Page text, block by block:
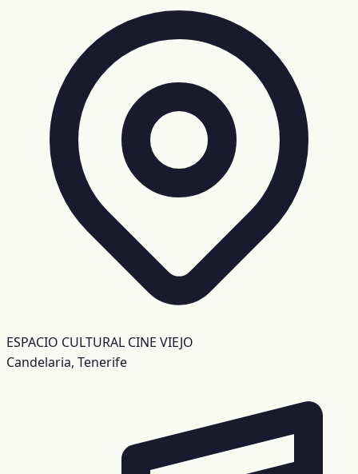
ESPACIO CULTURAL CINE VIEJO
Candelaria, Tenerife